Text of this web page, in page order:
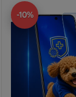
-10%